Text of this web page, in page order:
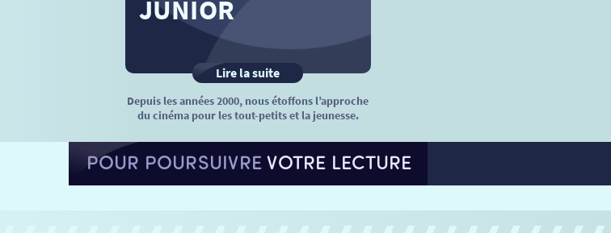
JUNIOR
Lire la suite
Depuis les années 2000, nous étoffons l’approche
du cinéma pour les tout-petits et la jeunesse.
POUR POURSUIVREVOTRE LECTURE